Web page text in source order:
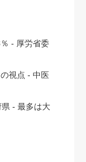
- 厚労省委
視点 - 中医
- 最多は大